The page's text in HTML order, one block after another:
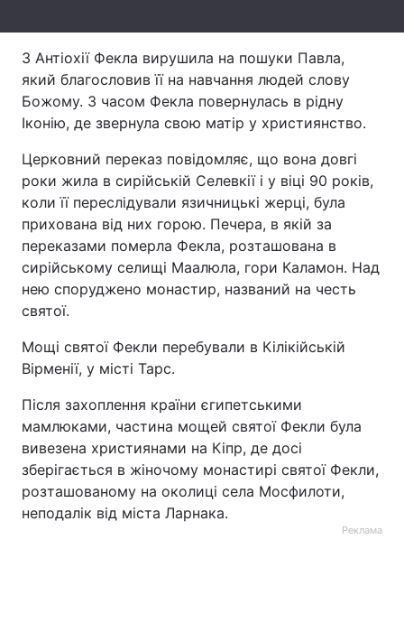
З Антіохії Фекла вирушила на пошуки Павла,
який благословив її на навчання людей слову
Божому. З часом Фекла повернулась в рідну
Іконію, де звернула свою матір у християнство.
Церковний переказ повідомляє, що вона довгі
роки жила в сирійській Селевкії і у віці 90 років,
коли її переслідували язичницькі жерці, була
прихована від них горою. Печера, в якій за
переказами померла Фекла, розташована в
сирійському селищі Маалюла, гори Каламон. Над
нею споруджено монастир, названий на честь
святої.
Мощі святої Фекли перебували в Кілікійській
Вірменії, у місті Тарс.
Після захоплення країни єгипетськими
мамлюками, частина мощей святої Фекли була
вивезена християнами на Кіпр, де досі
зберігається в жіночому монастирі святої Фекли,
розташованому на околиці села Мосфилоти,
неподалік від міста Ларнака.
Реклама